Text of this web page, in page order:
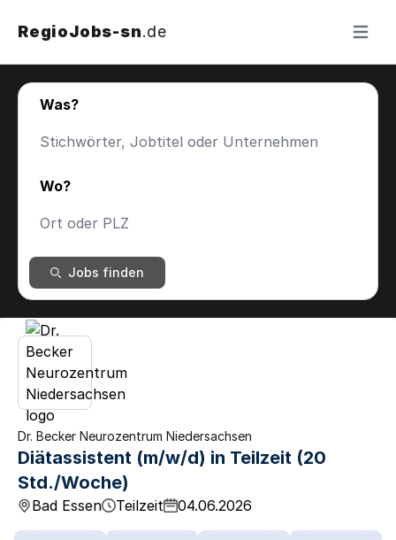
RegioJobs-sn.de Menü
Was?
Wo?
Jobs finden
Dr. Becker Neurozentrum Niedersachsen
Diätassistent (m/w/d) in Teilzeit (20
Std./Woche)
Bad Essen Teilzeit 04.06.2026